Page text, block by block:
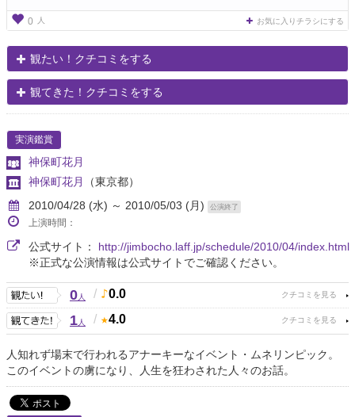
0 人 お気に入りチラシにする
観たい！クチコミをする
観てきた！クチコミをする
実演鑑賞
神保町花月
神保町花月
（東京都）
2010/04/28 (水) ～ 2010/05/03 (月)
公演終了
上演時間：
公式サイト： http://jimbocho.laff.jp/schedule/2010/04/index.html
※正式な公演情報は公式サイトでご確認ください。
0人 / 0.0
1人 / 4.0
人知れず場末で行われるアナーキーなイベント・ムネリンピック。
このイベントの虜になり、人生を狂わされた人々のお話。